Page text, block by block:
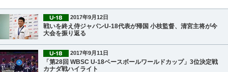
2017年9月12日
戦いを終え侍ジャパンU-18代表が帰国 小枝監督、清宮主将が今
大会を振り返る
2017年9月11日
「第28回 WBSC U-18ベースボールワールドカップ」3位決定戦
カナダ戦ハイライト